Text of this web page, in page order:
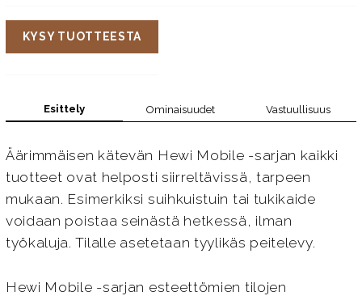
KYSY TUOTTEESTA
Esittely Ominaisuudet Vastuullisuus
Äärimmäisen kätevän Hewi Mobile -sarjan kaikki
tuotteet ovat helposti siirreltävissä, tarpeen
mukaan. Esimerkiksi suihkuistuin tai tukikaide
voidaan poistaa seinästä hetkessä, ilman
työkaluja. Tilalle asetetaan tyylikäs peitelevy.
Hewi Mobile -sarjan esteettömien tilojen